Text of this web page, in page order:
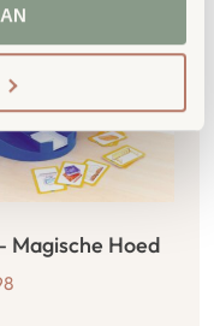
Magische Hoed